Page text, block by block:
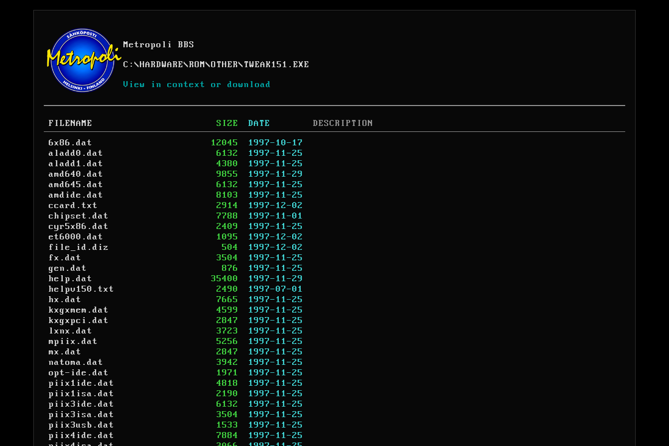
Metropoli BBS
C: \HARDWARE\ROM\OTHER\TWEAK151.EXE
View in context or download
FILENAME SIZE DATE
DESCRIPTION
6x86.dat
12045
1997-10-17
aladd0.dat
6132
1997-11-25
aladd1.dat
4380
1997-11-25
amd640.dat
9855
1997-11-29
amd645.dat
6132
1997-11-25
amdide.dat
8103
1997-11-25
ccard.txt
2914
1997-12-02
chipset.dat
7788
1997-11-01
cyr5x86.dat
2409
1997-11-25
et6000.dat
1095
1997-12-02
file_id.diz
504
1997-12-02
fx.dat
3504
1997-11-25
gen.dat
876
1997-11-25
help.dat
35400
1997-11-29
helpv150.txt
2490
1997-07-01
hx.dat
7665
1997-11-25
kxgxmem.dat
4599
1997-11-25
kxgxpci.dat
2847
1997-11-25
lxnx.dat
3723
1997-11-25
mpiix.dat
5256
1997-11-25
mx.dat
2847
1997-11-25
natoma.dat
3942
1997-11-25
opt-ide.dat
1971
1997-11-25
piix1ide.dat
4818
1997-11-25
piix1isa.dat
2190
1997-11-25
piix3ide.dat
6132
1997-11-25
piix3isa.dat
3504
1997-11-25
piix3usb.dat
1533
1997-11-25
piix4ide.dat
7884
1997-11-25